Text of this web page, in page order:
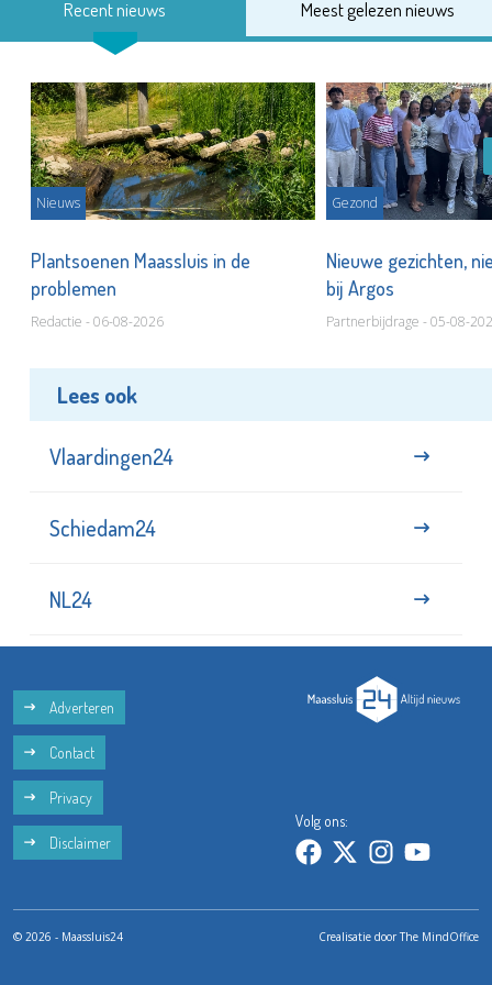
Recent nieuws Meest gelezen nieuws
Nieuws
Plantsoenen Maassluis in de
problemen
Redactie - 06-08-2026
Gezond
Nieuwe gezichten,
bij Argos
Partnerbijdrage - 05-08-
Lees ook
Vlaardingen24
Schiedam24
NL24
Adverteren
Contact
Privacy
Disclaimer
Volg ons:
© 2026 - Maassluis24 Crealisatie doorThe MindOffice